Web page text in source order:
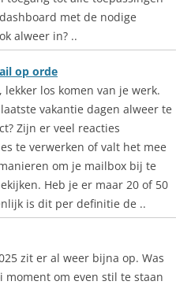
met de nodige
alweer in? ..
op orde
los komen van je werk.
vakantie dagen alweer te
Zijn er veel reacties
te verwerken of valt het mee
om je mailbox bij te
Heb je er maar 20 of 50
is dit per definitie de ..
zit er al weer bijna op. Was
moment om even stil te staan